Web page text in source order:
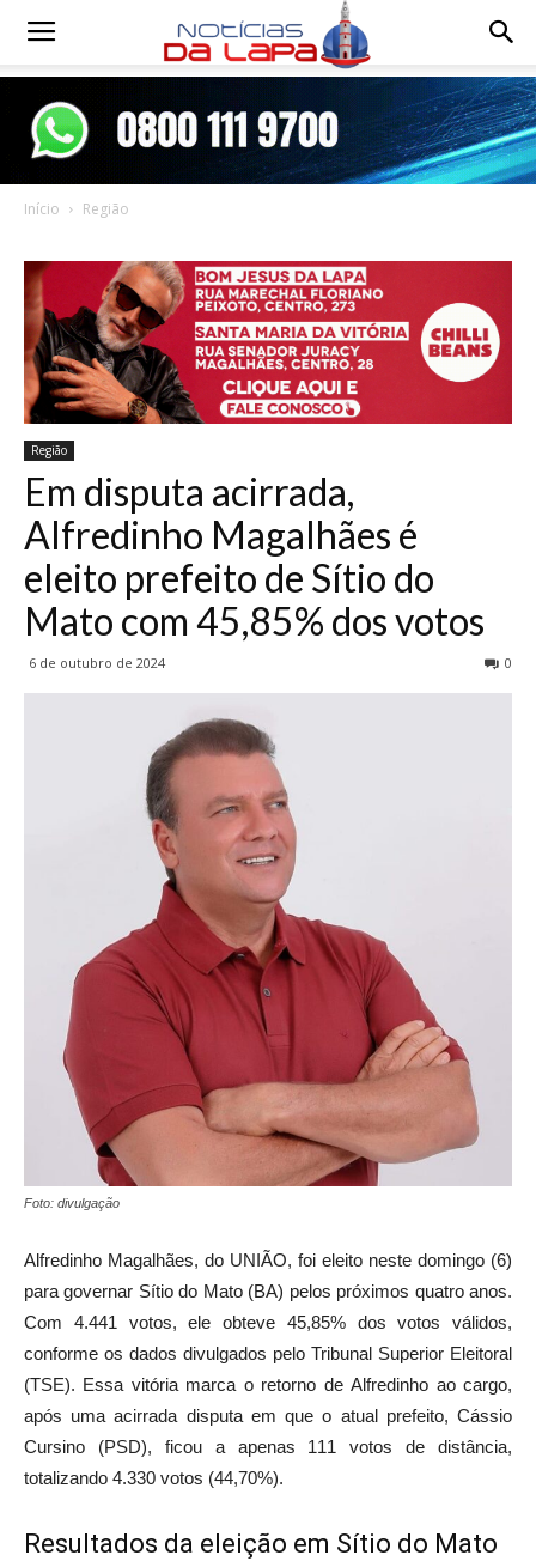
Notícias
Início Região
Região
Em disputa acirrada,
Alfredinho Magalhães é
eleito prefeito de Sítio do
Mato com 45,85% dos votos
6 de outubro de 2024 0
Foto: divulgação
Alfredinho Magalhães, do UNIÃO, foi eleito neste domingo (6)
para governar Sítio do Mato (BA) pelos próximos quatro anos.
Com 4.441 votos, ele obteve 45,85% dos votos válidos,
conforme os dados divulgados pelo Tribunal Superior Eleitoral
(TSE). Essa vitória marca o retorno de Alfredinho ao cargo,
após uma acirrada disputa em que o atual prefeito, Cássio
Cursino (PSD), ficou a apenas 111 votos de distância,
totalizando 4.330 votos (44,70%).
Resultados da eleição em Sítio do Mato